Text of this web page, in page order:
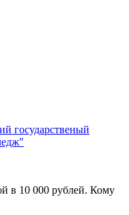
государственый
в 10 000 рублей. Кому